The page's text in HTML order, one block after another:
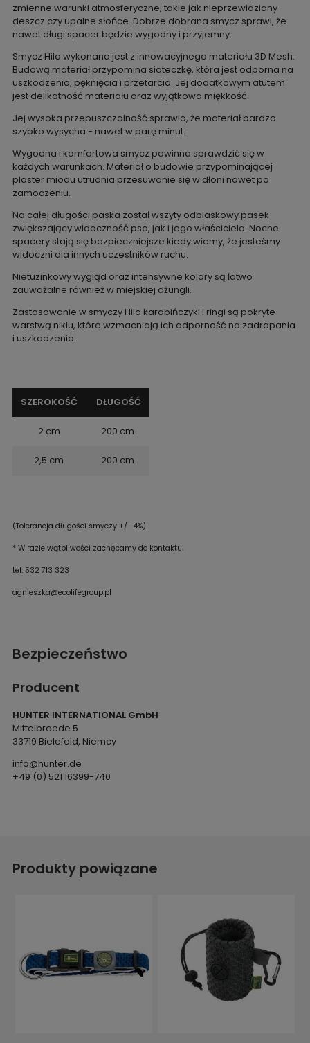
zmienne warunki atmosferyczne, takie jak nieprzewidziany
deszcz czy upalne słońce. Dobrze dobrana smycz sprawi, że
nawet długi spacer będzie wygodny i przyjemny.
Smycz Hilo wykonana jest z innowacyjnego materiału 3D Mesh.
Budową materiał przypomina siateczkę, która jest odporna na
uszkodzenia, pęknięcia i przetarcia. Jej dodatkowym atutem
jest delikatność materiału oraz wyjątkowa miękkość.
Jej wysoka przepuszczalność sprawia, że materiał bardzo
szybko wysycha - nawet w parę minut.
Wygodna i komfortowa smycz powinna sprawdzić się w
każdych warunkach. Materiał o budowie przypominającej
plaster miodu utrudnia przesuwanie się w dłoni nawet po
zamoczeniu.
Na całej długości paska został wszyty odblaskowy pasek
zwiększający widoczność psa, jak i jego właściciela. Nocne
spacery stają się bezpieczniejsze kiedy wiemy, że jesteśmy
widoczni dla innych uczestników ruchu.
Nietuzinkowy wygląd oraz intensywne kolory są łatwo
zauważalne również w miejskiej dżungli.
Zastosowanie w smyczy Hilo karabińczyki i ringi są pokryte
warstwą niklu, które wzmacniają ich odporność na zadrapania
i uszkodzenia.
SZEROKOŚĆ DŁUGOŚĆ
2 cm 200 cm
2,5 cm 200 cm
(Tolerancja długości smyczy +/- 4%)
* W razie wątpliwości zachęcamy do kontaktu.
tel: 532 713 323
agnieszka@ecolifegroup.pl
Bezpieczeństwo
Producent
HUNTER INTERNATIONAL GmbH
Mittelbreede 5
33719 Bielefeld, Niemcy
info@hunter.de
+49 (0) 521 16399-740
Produkty powiązane